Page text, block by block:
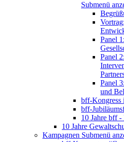
Submenü
Panel
Panel
Panel
und
bff-Kongress
bff-
10 Jahre bff -
10 Jahre
Kampagnen Submenü